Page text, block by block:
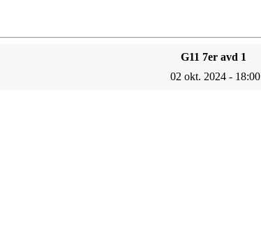
G11 7er avd 1
02 okt. 2024 - 18:00